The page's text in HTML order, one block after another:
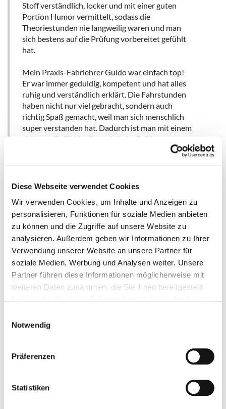
Diese Webseite verwendet Cookies
Wir verwenden Cookies, um Inhalte und Anzeigen zu
personalisieren, Funktionen für soziale Medien anbieten
zu können und die Zugriffe auf unsere Website zu
analysieren. Außerdem geben wir Informationen zu Ihrer
Verwendung unserer Website an unsere Partner für
soziale Medien, Werbung und Analysen weiter. Unsere
Partner führen diese Informationen möglicherweise mit
weiteren Daten zusammen, die Sie ihnen bereitgestellt
Notwendig
Präferenzen
Statistiken
Stoff verständlich, locker und mit einer guten
Portion Humor vermittelt, sodass die
Theoriestunden nie langweilig waren und man
sich bestens auf die Prüfung vorbereitet gefühlt
hat.
Mein Praxis-Fahrlehrer Guido war einfach top!
Er war immer geduldig, kompetent und hat alles
ruhig und verständlich erklärt. Die Fahrstunden
haben nicht nur viel gebracht, sondern auch
richtig Spaß gemacht, weil man sich menschlich
super verstanden hat. Dadurch ist man mit einem
sicheren Gefühl in die praktische Prüfung
gesamte Team der Fischer Academy! In der
selbstverständlich, den Führerschein so schnell
und reibungslos machen zu können. Dank eurer
professionellen Unterstützung und eures
Engagements hat alles perfekt funktioniert.
Vielen Dank für die tolle Zeit und die großartige
Ausbildung. Ich wünsche euch weiterhin alles
Gute und kann die Fischer Academy jedem, der
Guido. Trotz anfänglichen Schwierigkeiten hat es
ja doch geklappt den Führerschein zu bekommen.